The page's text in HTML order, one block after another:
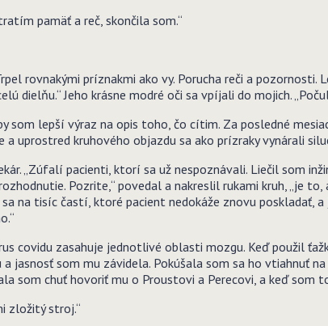
pamäť a reč, skončila som.“
rovnakými príznakmi ako vy. Porucha reči a pozornosti.
dielňu.“ Jeho krásne modré oči sa vpíjali do mojich.
som lepší výraz na opis toho, čo cítim. Za posledné
uprostred kruhového objazdu sa ako prízraky vynárali
„Zúfalí pacienti, ktorí sa už nespoznávali. Liečil som
Pozrite,“ povedal a nakreslil rukami kruh, „je
na tisíc častí, ktoré pacient nedokáže znovu poskladať,
covidu zasahuje jednotlivé oblasti mozgu. Keď použil
jasnosť som mu závidela. Pokúšala som sa ho vtiahnuť
som chuť hovoriť mu o Proustovi a Perecovi, a keď som
zložitý stroj.“